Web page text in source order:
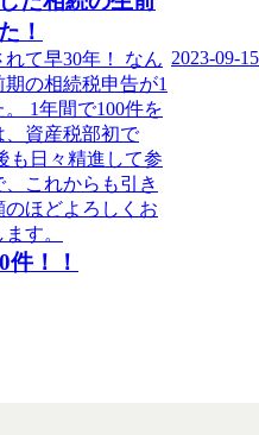
！
2023-09-15
件！！
て早30年！ なん
期の相続税申告が1
1年間で100件を
、資産税部初で
も日々精進して参
、これからも引き
のほどよろしくお
す。